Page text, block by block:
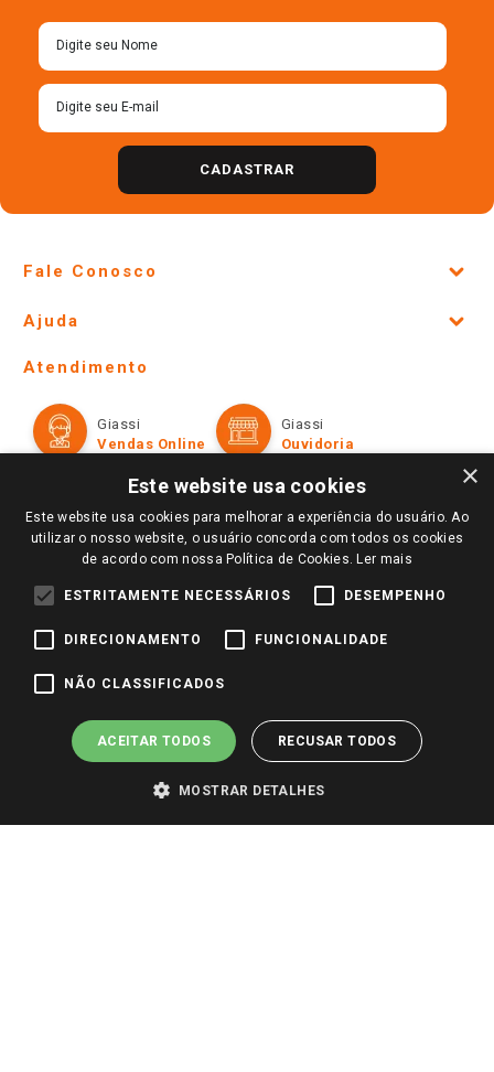
CADASTRAR
Fale Conosco
Lojas Físicas e Horários
Ofertas
Televendas
Amigo Giassi
Perguntas frequentes
Ajuda
Formas de Pagamento
Políticas de entrega
Atendimento
Giassi
Vendas Online
Giassi
Ouvidoria
Redes Sociais
×
Este website usa cookies
Este website usa cookies para melhorar a experiência do usuário. Ao
utilizar o nosso website, o usuário concorda com todos os cookies
de acordo com nossa Política de Cookies. Ler mais
ESTRITAMENTE NECESSÁRIOS DESEMPENHO
DIRECIONAMENTO FUNCIONALIDADE
NÃO CLASSIFICADOS
ACEITAR TODOS RECUSAR TODOS
MOSTRAR DETALHES